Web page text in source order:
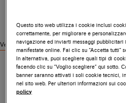
Vedi prodotti simili
Questo sito web utilizza i cookie inclusi
correttamente, per migliorare e
navigazione ed inviarti messaggi pubblicitari
manifestate online. Fai clic su “Accetta tutti”
In alternativa, puoi scegliere quali tipi di
facendo clic su “Voglio scegliere” qui sotto.
banner saranno attivati i soli cookie tecnici,
nel sito web. Per ulteriori informazioni sui
policy